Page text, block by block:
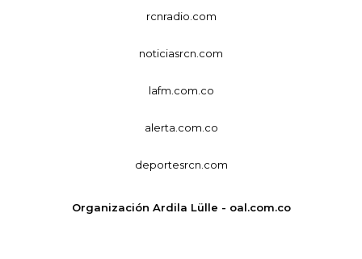
rcnradio.com
noticiasrcn.com
lafm.com.co
alerta.com.co
deportesrcn.com
Organización Ardila Lülle - oal.com.co